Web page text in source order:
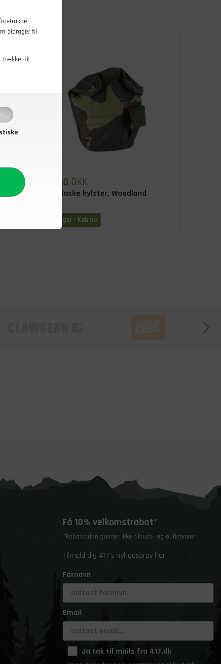
bidrager til
trække dit
49,00 DKK
Feltflaske hylster, Woodland
På lager - Køb nu
Få 10% velkomstrabat*
*Rabatkoden gælder ikke tilbuds- og outletvarer.
Tilmeld dig 417's nyhedsbrev her:
Fornavn
Email
Ja tak til mails fra 417.dk